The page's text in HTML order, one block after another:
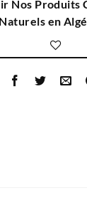
Nos Produits
Naturels en